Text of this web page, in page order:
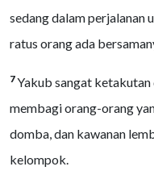
sedang dalam perjalanan
ratus orang ada
7Yakub sangat ketakutan
membagi orang-orang
domba, dan kawanan
kelompok.